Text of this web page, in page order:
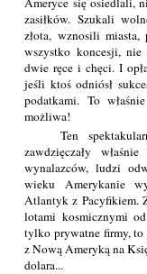
zasiłków. Szukali
złota, wznosili
wszystko koncesji, nie
dwie ręce i chęci. I
jeśli ktoś odniósł
podatkami. To
możliwa!
Ten
zawdzięczały
wynalazców, ludzi
wieku Amerykanie
Atlantyk z Pacyfikiem.
lotami kosmicznymi
tylko prywatne firmy, to
z Nową Ameryką na
dolara...